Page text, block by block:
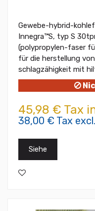
Gewebe-hybrid-
Innegra™S, typ S
(polypropylen-faser
für die herstellung
schlagzähigkeit mit
45,98 € Tax
38,00 € Tax excl.
Siehe